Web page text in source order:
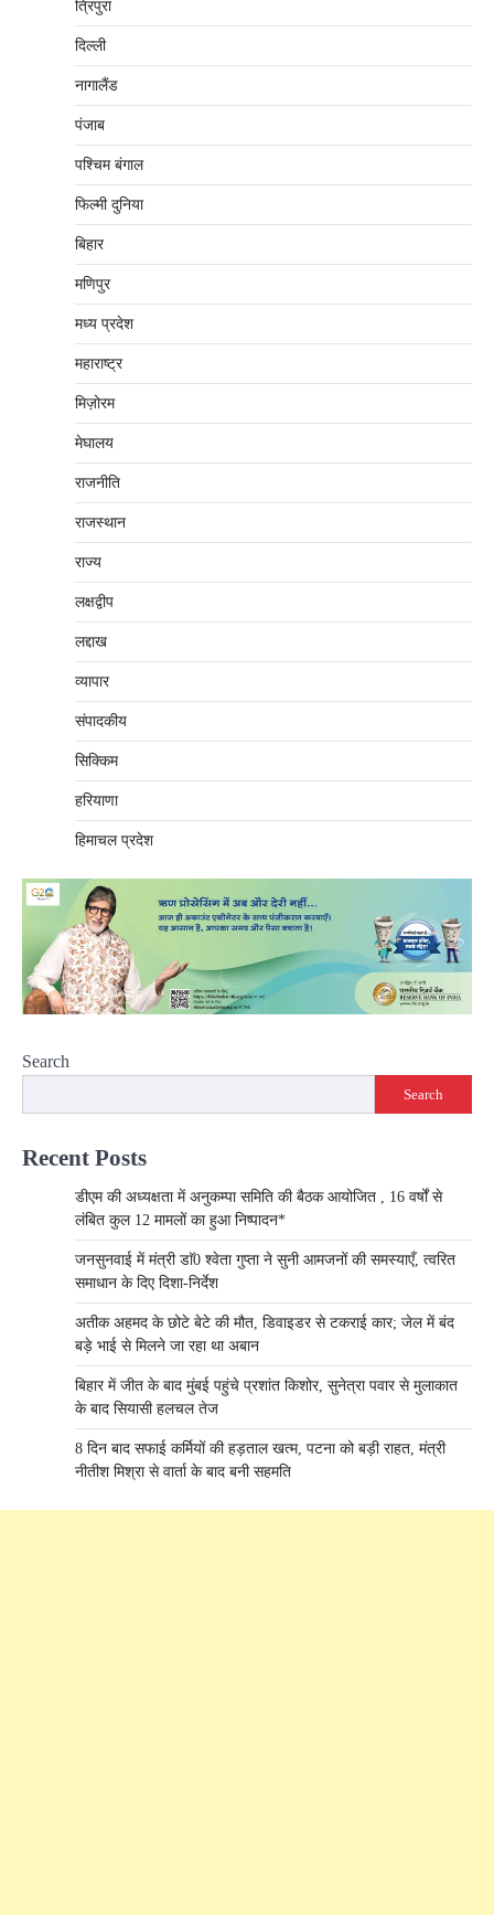
त्रिपुरा
दिल्‍ली
नागालैंड
पंजाब
पश्चिम बंगाल
फिल्मी दुनिया
बिहार
मणिपुर
मध्‍य प्रदेश
महाराष्‍ट्र
मिज़ोरम
मेघालय
राजनीति
राजस्थान
राज्य
लक्षद्वीप
लद्दाख
व्यापार
संपादकीय
सिक्किम
हरियाणा
हिमाचल प्रदेश
Search
Search
Recent Posts
डीएम की अध्यक्षता में अनुकम्पा समिति की बैठक आयोजित , 16 वर्षों से
लंबित कुल 12 मामलों का हुआ निष्पादन*
जनसुनवाई में मंत्री डाॅ0 श्वेता गुप्ता ने सुनी आमजनों की समस्याएँ, त्वरित
समाधान के दिए दिशा-निर्देश
अतीक अहमद के छोटे बेटे की मौत, डिवाइडर से टकराई कार; जेल में बंद
बड़े भाई से मिलने जा रहा था अबान
बिहार में जीत के बाद मुंबई पहुंचे प्रशांत किशोर, सुनेत्रा पवार से मुलाकात
के बाद सियासी हलचल तेज
8 दिन बाद सफाई कर्मियों की हड़ताल खत्म, पटना को बड़ी राहत, मंत्री
नीतीश मिश्रा से वार्ता के बाद बनी सहमति